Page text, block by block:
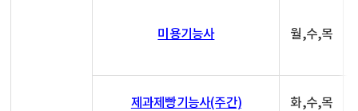
미용기능사 월,수,목
제과제빵기능사(주간) 화,수,목